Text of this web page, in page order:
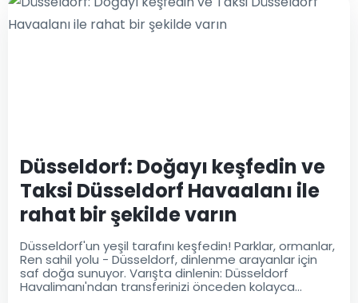
Düsseldorf: Doğayı keşfedin ve
Taksi Düsseldorf Havaalanı ile
rahat bir şekilde varın
Düsseldorf'un yeşil tarafını keşfedin! Parklar, ormanlar,
Ren sahil yolu - Düsseldorf, dinlenme arayanlar için
saf doğa sunuyor. Varışta dinlenin: Düsseldorf
Havalimanı'ndan transferinizi önceden kolayca